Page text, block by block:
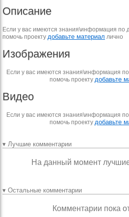
Описание
Если у вас имеются знания\информация по
помочь проекту добавьте материал лично
Изображения
Если у вас имеются знания\информация
помочь проекту добавьте
Видео
Если у вас имеются знания\информация
помочь проекту добавьте
▾ Лучшие комментарии
На данный момент
▾ Остальные комментарии
Комментарии пока